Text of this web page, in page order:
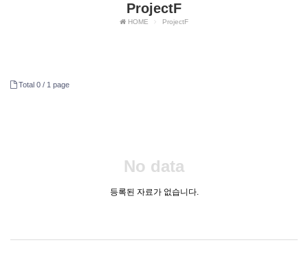
ProjectF
HOME ProjectF
Total 0 / 1 page
No data
등록된 자료가 없습니다.